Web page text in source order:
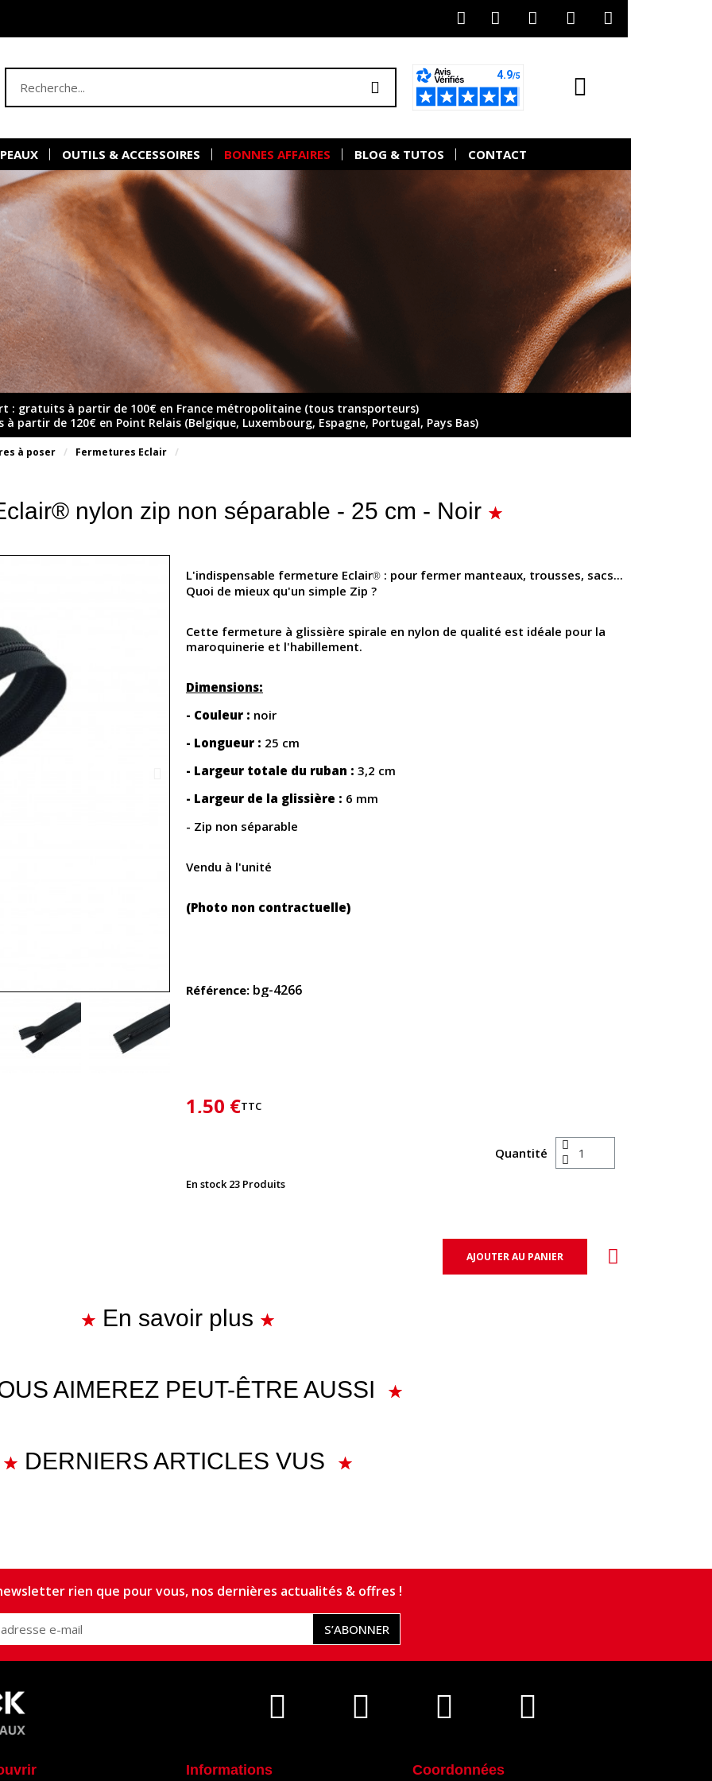
OUTILS & ACCESSOIRES BONNES AFFAIRES BLOG & TUTOS CONTACT
: gratuits à partir de 100€ en France métropolitaine (tous transporteurs)
partir de 120€ en Point Relais (Belgique, Luxembourg, Espagne, Portugal, Pays Bas)
à poser Fermetures Eclair
nylon zip non séparable - 25 cm - Noir
L'indispensable fermeture Eclair® : pour fermer manteaux, trousses, sacs...
Quoi de mieux qu'un simple Zip ?
Cette fermeture à glissière spirale en nylon de qualité est idéale pour la
maroquinerie et l'habillement.
Dimensions:
- Couleur : noir
- Longueur : 25 cm
- Largeur totale du ruban : 3,2 cm
- Largeur de la glissière : 6 mm
- Zip non séparable
Vendu à l'unité
(Photo non contractuelle)
Référence bg-4266
1,50 €TTC
Quantité
En stock 23 Produits
AJOUTER AU PANIER
En savoir plus
AIMEREZ PEUT-ÊTRE AUSSI
DERNIERS ARTICLES VUS
rien que pour vous, nos dernières actualités & offres !
S’ABONNER
Informations Coordonnées